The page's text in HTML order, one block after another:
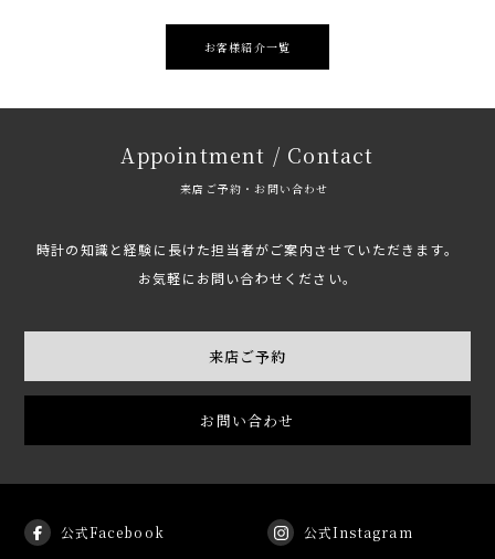
お客様紹介一覧
Appointment / Contact
来店ご予約・お問い合わせ
時計の知識と経験に長けた担当者がご案内させていただきます。
お気軽にお問い合わせください。
来店ご予約
お問い合わせ
公式Facebook 公式Instagram